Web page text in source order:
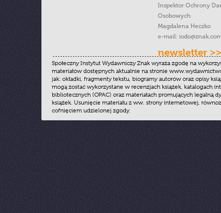
Inspektor Ochrony
Osobowych
Magdalena Heczko
e-mail:
newsletter >>
Społeczny Instytut Wydawniczy Znak wyraża zgodę na
materiałów dostępnych aktualnie na stronie
jak: okładki, fragmenty tekstu, biogramy autorów oraz opisy
mogą zostać wykorzystane w recenzjach książek, katalogach
bibliotecznych (OPAC) oraz materiałach promujących legalną
książek. Usunięcie materiału z ww. strony internetowej,
cofnięciem udzielonej zgody.